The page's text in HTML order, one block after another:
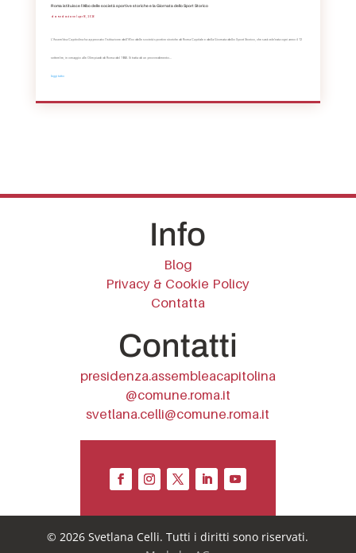
Roma istituisce l’Albo delle società sportive storiche e la Giornata dello Sport Storico
da Redazione| Apr 16, 2026
L’Assemblea Capitolina ha approvato l’istituzione dell’Albo delle società sportive storiche di Roma Capitale e della Giornata dello Sport Storico, che sarà celebrata ogni anno il 12
settembre, in omaggio alle Olimpiadi di Roma del 1960. Si tratta di un provvedimento...
leggi tutto
Info
Blog
Privacy & Cookie Policy
Contatta
Contatti
presidenza.assembleacapitolina
@comune.roma.it
svetlana.celli@comune.roma.it
© 2026 Svetlana Celli. Tutti i diritti sono riservati.